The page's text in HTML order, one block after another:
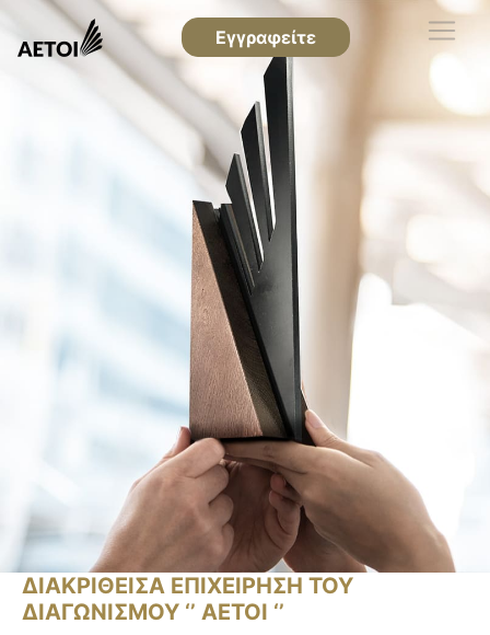
Εγγραφείτε
ΔΙΑΚΡΙΘΕΙΣΑ ΕΠΙΧΕΙΡΗΣΗ ΤΟΥ
ΔΙΑΓΩΝΙΣΜΟΥ ‘’ ΑΕΤΟΙ ‘’